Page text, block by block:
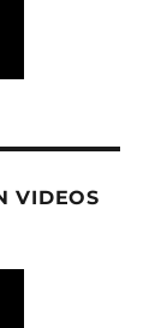
VIDEOS